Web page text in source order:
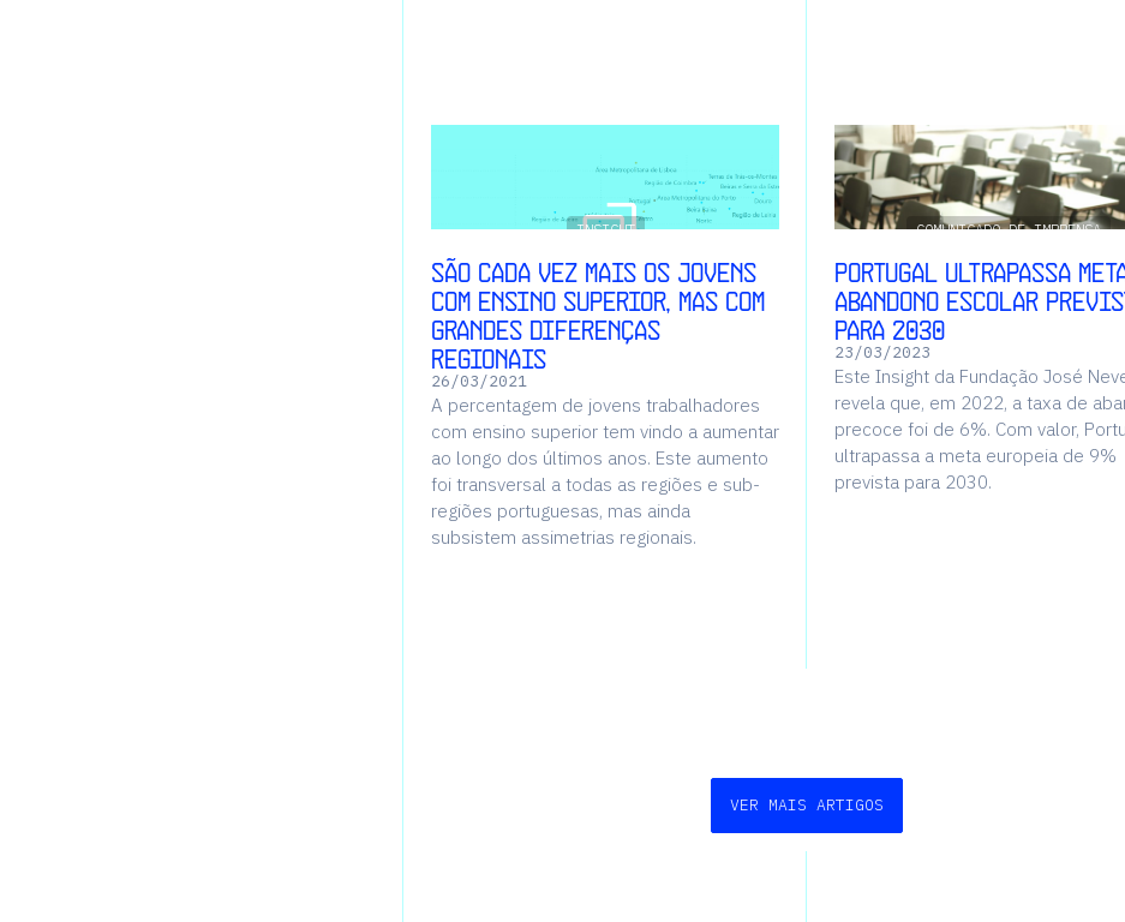
INSIGHT
São cada vez mais os jovens
com ensino superior, mas com
grandes diferenças
regionais
26/03/2021
A percentagem de jovens trabalhadores
com ensino superior tem vindo a aumentar
ao longo dos últimos anos. Este aumento
foi transversal a todas as regiões e sub-
regiões portuguesas, mas ainda
subsistem assimetrias regionais.
COMUNICADO DE IMPRENSA
Portugal ultrapassa
abandono escolar
para 2030
23/03/2023
Este Insight da Fundação José
revela que, em 2022, a taxa de
precoce foi de 6%. Com valor,
ultrapassa a meta europeia de 9%
prevista para 2030.
VER MAIS ARTIGOS